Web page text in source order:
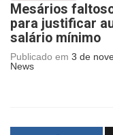
Mesários
para justificar
salário mínimo
Publicado em 3 de
News